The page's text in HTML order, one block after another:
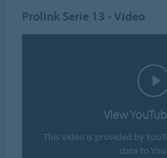
Prolink Serie 13 - Vídeo
View
This video is provided by
data to